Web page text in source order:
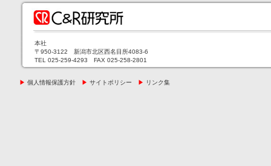
本社
〒950-3122 新潟市北区西名目所4083-6
TEL 025-259-4293 FAX 025-258-2801
▶ 個人情報保護方針 ▶ サイトポリシー ▶ リンク集